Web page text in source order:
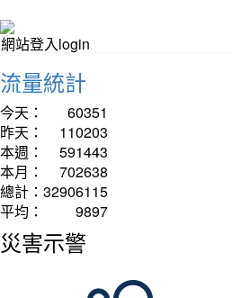
網站登入login
流量統計
今天：
60351
昨天：
110203
本週：
591443
本月：
702638
總計： 32906115
平均：
9897
災害示警